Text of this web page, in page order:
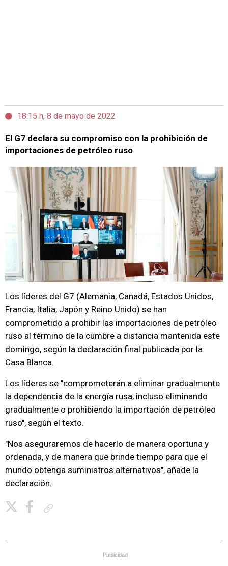
18:15 h, 8 de mayo de 2022
El G7 declara su compromiso con la prohibición de
importaciones de petróleo ruso
Los líderes del G7 (Alemania, Canadá, Estados Unidos,
Francia, Italia, Japón y Reino Unido) se han
comprometido a prohibir las importaciones de petróleo
ruso al término de la cumbre a distancia mantenida este
domingo, según la declaración final publicada por la
Casa Blanca.
Los líderes se "comprometerán a eliminar gradualmente
la dependencia de la energía rusa, incluso eliminando
gradualmente o prohibiendo la importación de petróleo
ruso", según el texto.
"Nos aseguraremos de hacerlo de manera oportuna y
ordenada, y de manera que brinde tiempo para que el
mundo obtenga suministros alternativos", añade la
declaración.
Publicidad